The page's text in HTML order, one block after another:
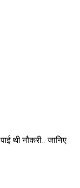
थी नौकरी.. जानिए